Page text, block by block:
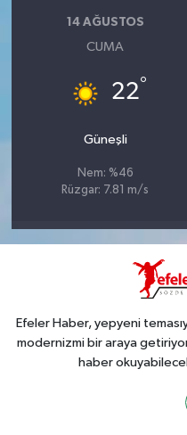
14 AĞUSTOS
CUMA
22°
Güneşli
Nem: %46
Rüzgar: 7.81 m/s
Efeler Haber, yepyeni
modernizmi bir araya
haber